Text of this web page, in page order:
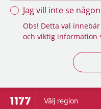
Jag vill inte se
Obs! Detta val
och viktig information
Till startsidan för 1177
Välj region